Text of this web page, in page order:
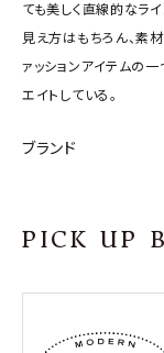
ても美しく直線的なラ
見え方はもちろん、素
ァッションアイテムの
エイトしている。
ブランド
PICK UP